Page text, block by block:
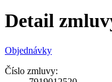
Detail
Objednávky
Číslo zmluvy: